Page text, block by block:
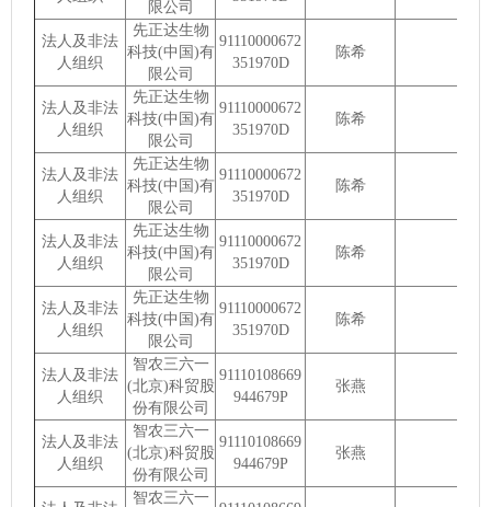
限公司
法人及非法
人组织
先正达生物
科技(中国)有
限公司
91110000672
351970D
陈希
法人及非法
人组织
先正达生物
科技(中国)有
限公司
91110000672
351970D
陈希
法人及非法
人组织
先正达生物
科技(中国)有
限公司
91110000672
351970D
陈希
法人及非法
人组织
先正达生物
科技(中国)有
限公司
91110000672
351970D
陈希
法人及非法
人组织
先正达生物
科技(中国)有
限公司
91110000672
351970D
陈希
法人及非法
人组织
智农三六一
(北京)科贸股
份有限公司
91110108669
944679P
张燕
法人及非法
人组织
智农三六一
(北京)科贸股
份有限公司
91110108669
944679P
张燕
智农三六一